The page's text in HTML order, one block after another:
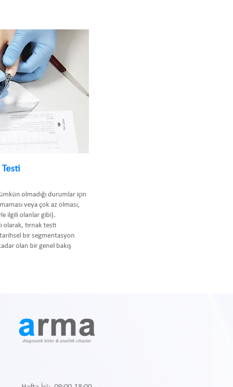
olmadığı durumlar için
veya çok az olması,
ilgili olanlar gibi).
olarak, tırnak testi
bir segmentasyon
olan bir genel bakış